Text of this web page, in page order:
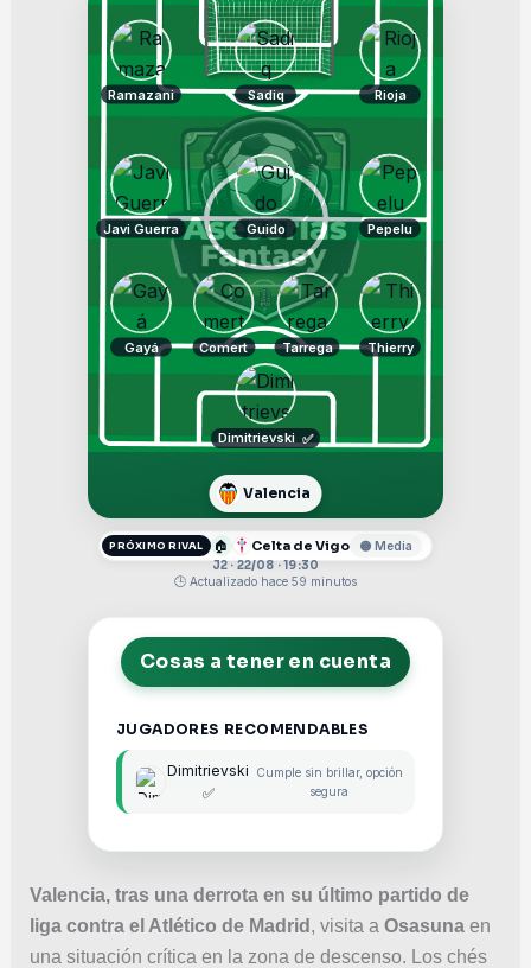
Dimitrievski ✅
Gayá Comert Tarrega Thierry
Javi Guerra Guido Pepelu
Ramazani Sadiq Rioja
Valencia
PRÓXIMO RIVAL 🏠 Celta de Vigo
🟡 Media
J2 · 22/08 · 19:30
🕒 Actualizado hace 59 minutos
Cosas a tener en cuenta
JUGADORES RECOMENDABLES
Dimitrievski
✅
Cumple sin brillar, opción
segura
Valencia, tras una derrota en su último partido de
liga contra el Atlético de Madrid , visita a Osasuna en
una situación crítica en la zona de descenso. Los chés